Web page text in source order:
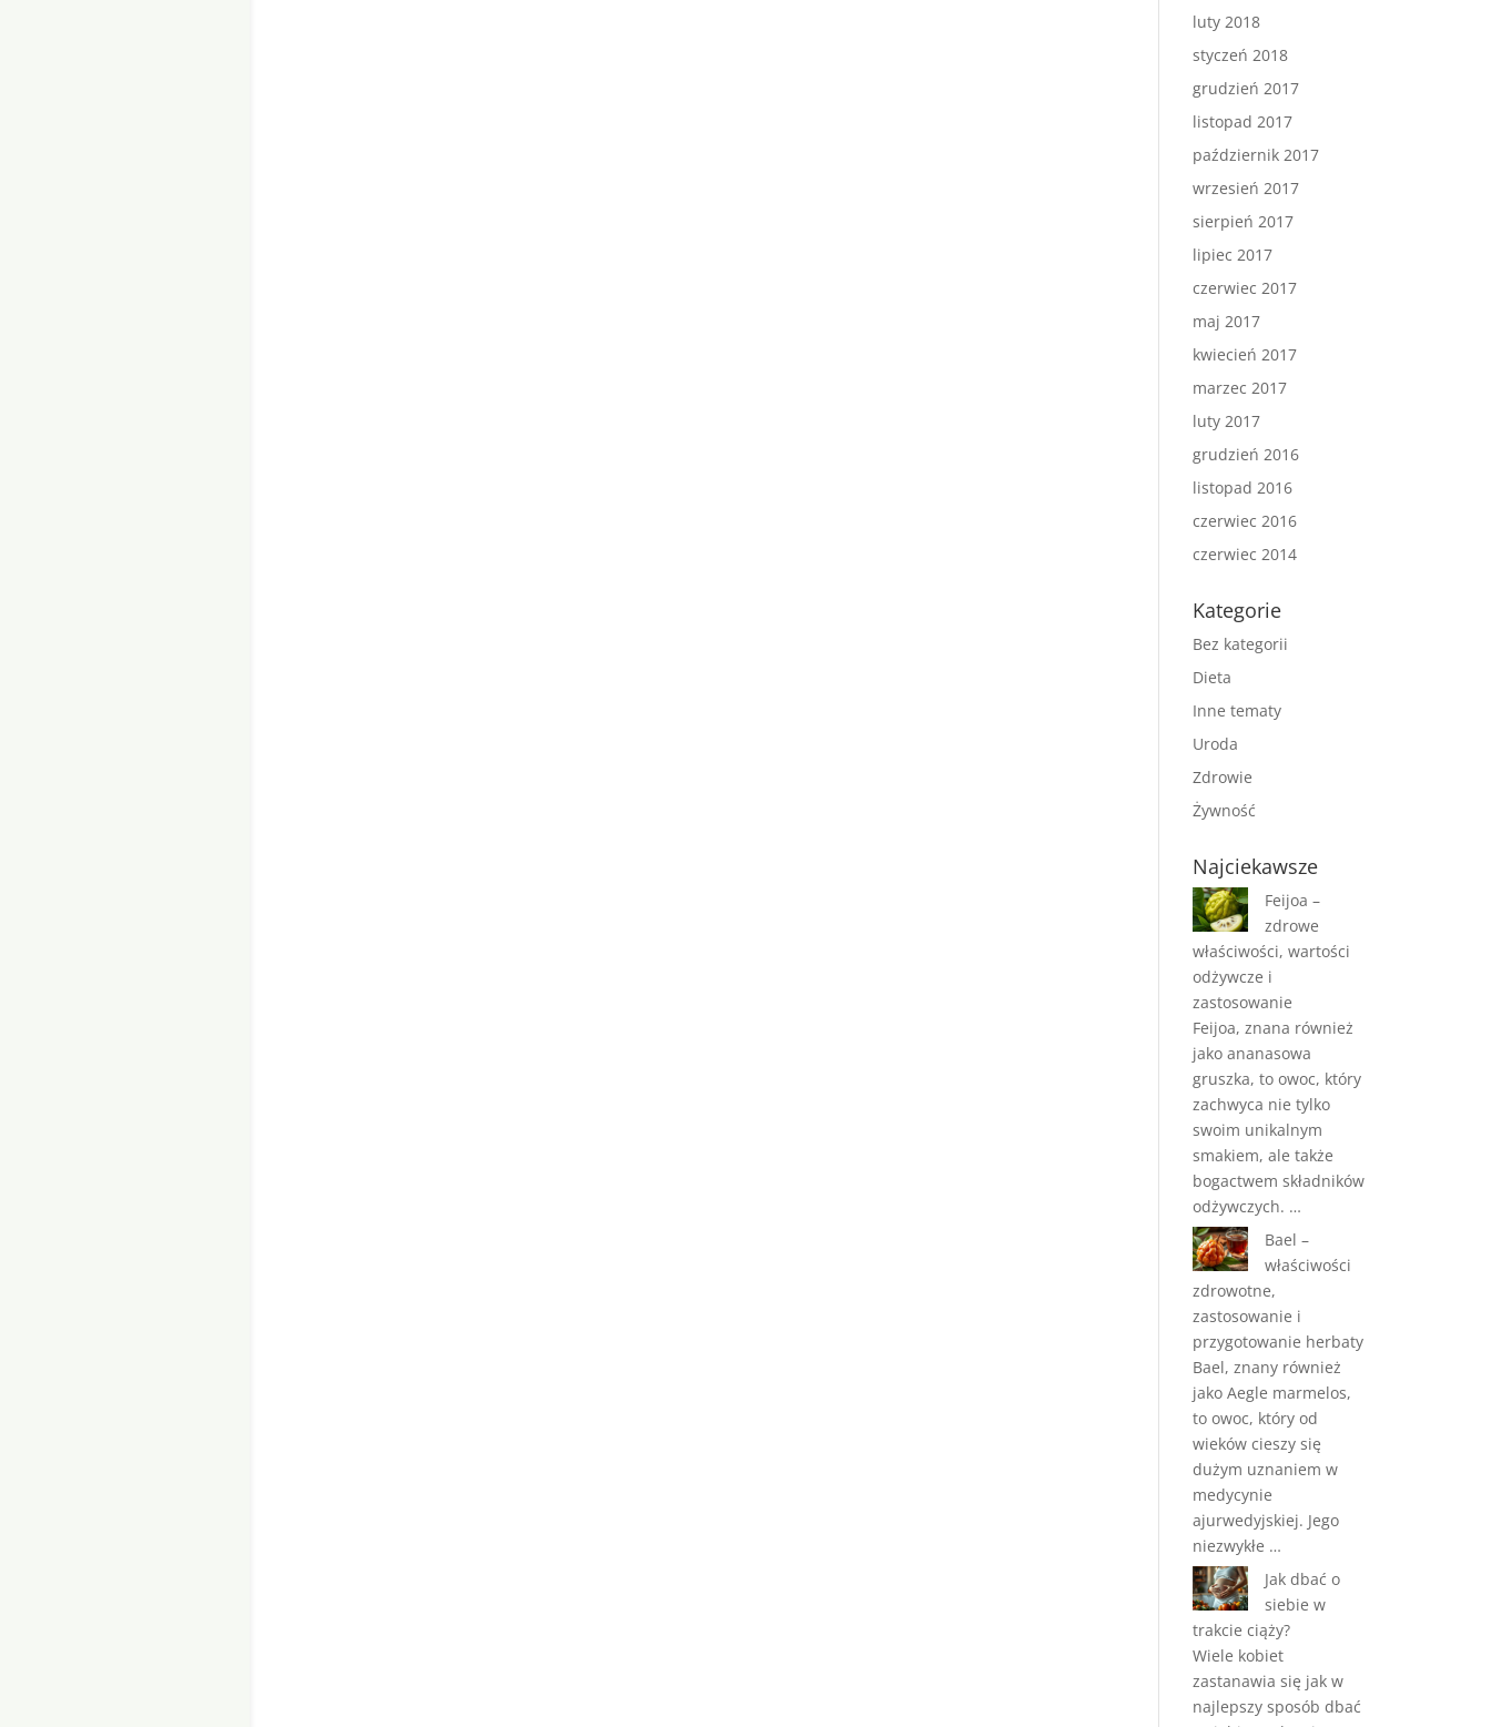
luty 2018
styczeń 2018
grudzień 2017
listopad 2017
październik 2017
wrzesień 2017
sierpień 2017
lipiec 2017
czerwiec 2017
maj 2017
kwiecień 2017
marzec 2017
luty 2017
grudzień 2016
listopad 2016
czerwiec 2016
czerwiec 2014
Kategorie
Bez kategorii
Dieta
Inne tematy
Uroda
Zdrowie
Żywność
Najciekawsze
Feijoa –
zdrowe
właściwości, wartości
odżywcze i
zastosowanie
Feijoa, znana również
jako ananasowa
gruszka, to owoc, który
zachwyca nie tylko
swoim unikalnym
smakiem, ale także
bogactwem składników
odżywczych. …
Bael –
właściwości
zdrowotne,
zastosowanie i
przygotowanie herbaty
Bael, znany również
jako Aegle marmelos,
to owoc, który od
wieków cieszy się
dużym uznaniem w
medycynie
ajurwedyjskiej. Jego
niezwykłe …
Jak dbać o
siebie w
trakcie ciąży?
Wiele kobiet
zastanawia się jak w
najlepszy sposób dbać